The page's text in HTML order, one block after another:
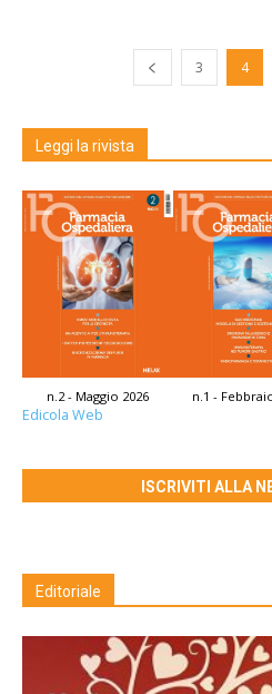
3 4
Leggi la rivista
n.2 - Maggio 2026 n.1 -
Edicola Web
ISCRIVITI ALLA
Editoriale